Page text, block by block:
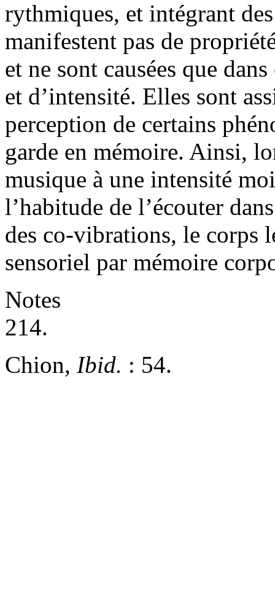
rythmiques, et intégrant
manifestent pas de
et ne sont causées que
et d’intensité. Elles sont
perception de certains
garde en mémoire. Ainsi,
musique à une intensité
l’habitude de l’écouter
des co-vibrations, le corps
sensoriel par mémoire
Notes
214.
Chion, Ibid. : 54.